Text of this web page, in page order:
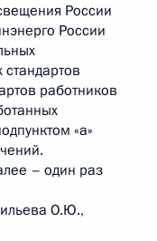
России
России
работников
«а»
– один раз
О.Ю.,